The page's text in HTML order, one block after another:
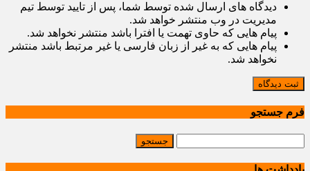
دیدگاه های ارسال شده توسط شما، پس از تایید توسط تیم
مدیریت در وب منتشر خواهد شد.
پیام هایی که حاوی تهمت یا افترا باشد منتشر نخواهد شد.
پیام هایی که به غیر از زبان فارسی یا غیر مرتبط باشد منتشر
نخواهد شد.
ثبت دیدگاه
فرم جستجو